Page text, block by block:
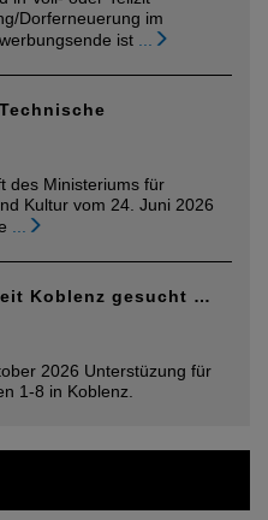
Dorferneuerung im
ist ...
des Ministeriums für
Kultur vom 24. Juni 2026
...
Koblenz gesucht …
2026 Unterstüzung für
1-8 in Koblenz.